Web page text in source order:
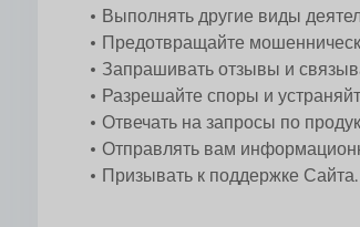
Выполнять другие виды
Предотвращайте
Запрашивать отзывы и
Разрешайте споры и
Отвечать на запросы по
Отправлять вам
Призывать к поддержке Сайта.